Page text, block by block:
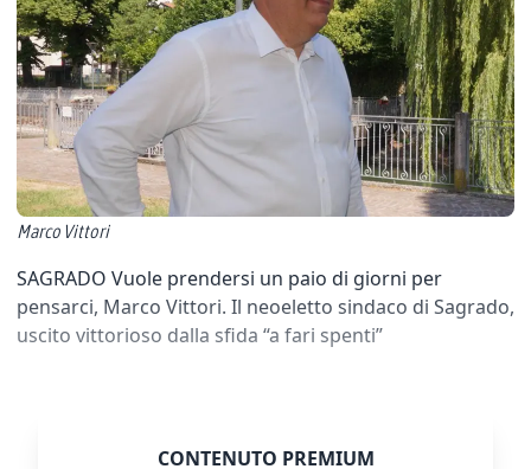
Marco Vittori
SAGRADO Vuole prendersi un paio di giorni per
pensarci, Marco Vittori. Il neoeletto sindaco di Sagrado,
uscito vittorioso dalla sfida “a fari spenti”
CONTENUTO PREMIUM